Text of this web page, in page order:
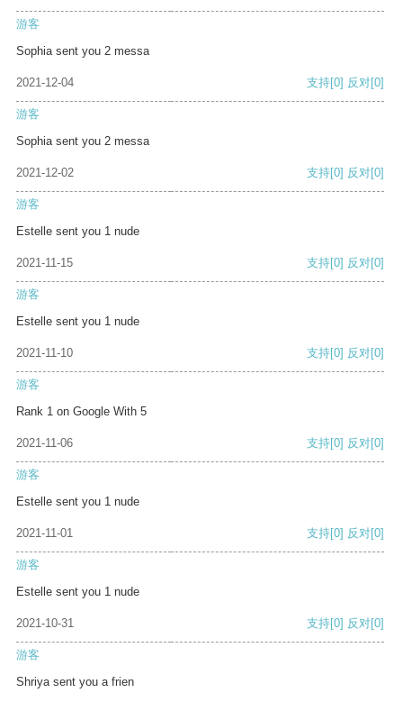
游客
Sophia sent you 2 messa
2021-12-04 支持[0] 反对[0]
游客
Sophia sent you 2 messa
2021-12-02 支持[0] 反对[0]
游客
Estelle sent you 1 nude
2021-11-15 支持[0] 反对[0]
游客
Estelle sent you 1 nude
2021-11-10 支持[0] 反对[0]
游客
Rank 1 on Google With 5
2021-11-06 支持[0] 反对[0]
游客
Estelle sent you 1 nude
2021-11-01 支持[0] 反对[0]
游客
Estelle sent you 1 nude
2021-10-31 支持[0] 反对[0]
游客
Shriya sent you a frien